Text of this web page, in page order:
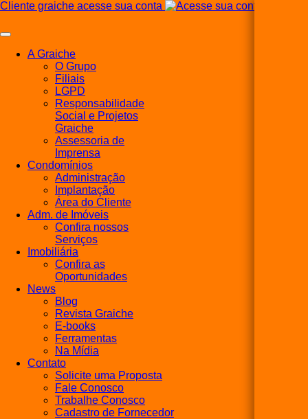
Cliente graiche acesse sua conta
A Graiche
O Grupo
Filiais
LGPD
Responsabilidade
Social e Projetos
Graiche
Assessoria de
Imprensa
Condomínios
Administração
Implantação
Área do Cliente
Adm. de Imóveis
Confira nossos
Serviços
Imobiliária
Confira as
Oportunidades
News
Blog
Revista Graiche
E-books
Ferramentas
Na Mídia
Contato
Solicite uma Proposta
Fale Conosco
Trabalhe Conosco
Cadastro de Fornecedor